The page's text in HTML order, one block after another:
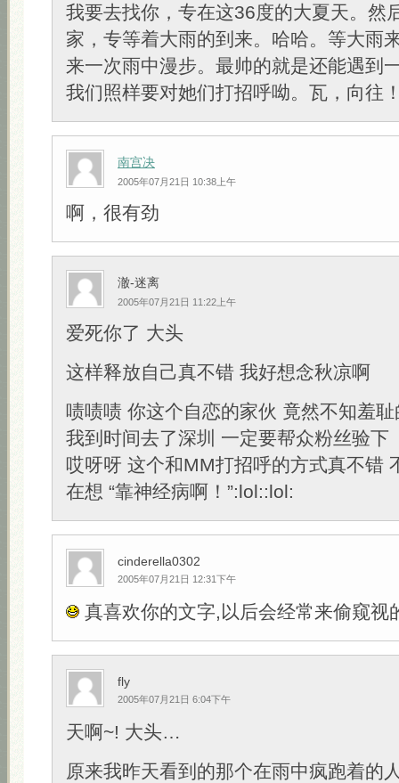
我要去找你，专在这36度的大夏天。然
家，专等着大雨的到来。哈哈。等大雨
来一次雨中漫步。最帅的就是还能遇到
我们照样要对她们打招呼呦。瓦，向往
南宫决
2005年07月21日 10:38上午
啊，很有劲
澈-迷离
2005年07月21日 11:22上午
爱死你了 大头
这样释放自己真不错 我好想念秋凉啊
啧啧啧 你这个自恋的家伙 竟然不知羞
我到时间去了深圳 一定要帮众粉丝验下
哎呀呀 这个和MM打招呼的方式真不错
在想 “靠神经病啊！”:lol::lol:
cinderella0302
2005年07月21日 12:31下午
真喜欢你的文字,以后会经常来偷窥视
fly
2005年07月21日 6:04下午
天啊~! 大头…
原来我昨天看到的那个在雨中疯跑着的